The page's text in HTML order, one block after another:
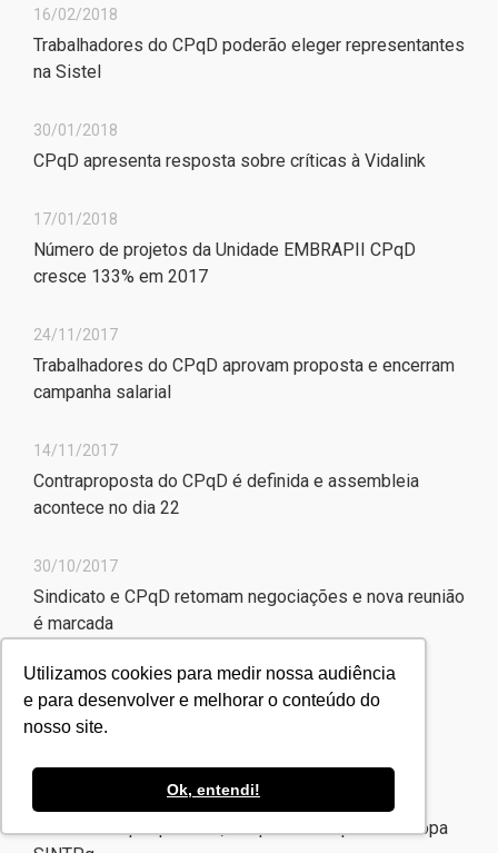
Utilizamos cookies para medir nossa audiência
e para desenvolver e melhorar o conteúdo do
nosso site.
Ok, entendi!
16/02/2018
Trabalhadores do CPqD poderão eleger representantes
na Sistel
30/01/2018
CPqD apresenta resposta sobre críticas à Vidalink
17/01/2018
Número de projetos da Unidade EMBRAPII CPqD
cresce 133% em 2017
24/11/2017
Trabalhadores do CPqD aprovam proposta e encerram
campanha salarial
14/11/2017
Contraproposta do CPqD é definida e assembleia
acontece no dia 22
30/10/2017
Sindicato e CPqD retomam negociações e nova reunião
é marcada
11/10/2017
Em nova rodada negocial, CPqD apresenta cenário
financeiro
Em decisão por pênaltis, CPqD é tricampeão da Copa